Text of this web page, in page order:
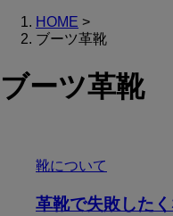
HOME >
ブーツ革靴
ブーツ革靴
靴について
革靴で失敗した